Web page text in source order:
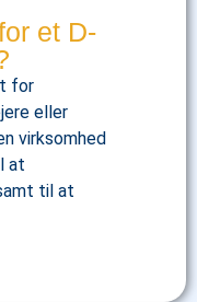
et D-
for
eller
virksomhed
at
til at